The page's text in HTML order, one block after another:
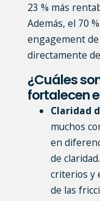
23 % más
Además, el 70
engagement
directamente
¿Cuáles
fortalecen
Claridad
muchos
en
de
criterios y
de las